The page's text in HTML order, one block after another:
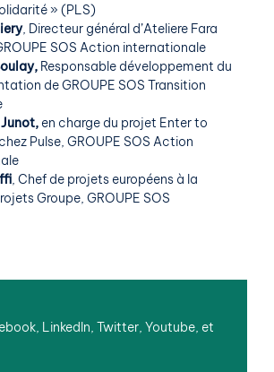
» (PLS)
, Directeur général d’Ateliere Fara
SOS Action internationale
Responsable développement du
de GROUPE SOS Transition
en charge du projet Enter to
Pulse, GROUPE SOS Action
, Chef de projets européens à la
Groupe, GROUPE SOS
LinkedIn, Twitter, Youtube, et